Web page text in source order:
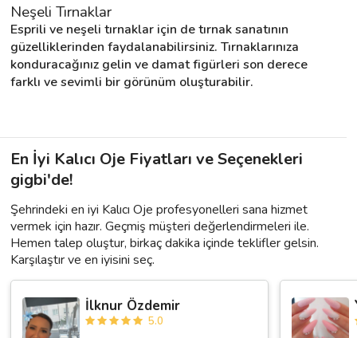
Neşeli Tırnaklar
Esprili ve neşeli tırnaklar için de tırnak sanatının
güzelliklerinden faydalanabilirsiniz. Tırnaklarınıza
konduracağınız gelin ve damat figürleri son derece
farklı ve sevimli bir görünüm oluşturabilir.
En İyi Kalıcı Oje Fiyatları ve Seçenekleri
gigbi'de!
Şehrindeki en iyi Kalıcı Oje profesyonelleri sana hizmet
vermek için hazır. Geçmiş müşteri değerlendirmeleri ile.
Hemen talep oluştur, birkaç dakika içinde teklifler gelsin.
Karşılaştır ve en iyisini seç.
İlknur Özdemir
5.0